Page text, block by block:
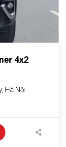
4x2
Hà Nội